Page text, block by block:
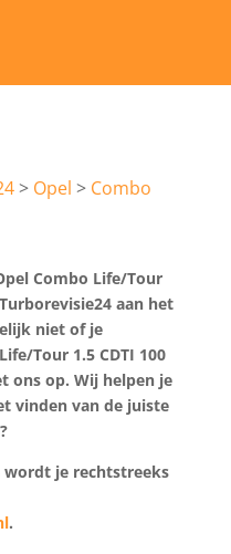
Opel
Combo
Combo Life/Tour
aan het
niet of je
Tour 1.5 CDTI 100
ons op. Wij helpen je
vinden van de juiste
je rechtstreeks
.